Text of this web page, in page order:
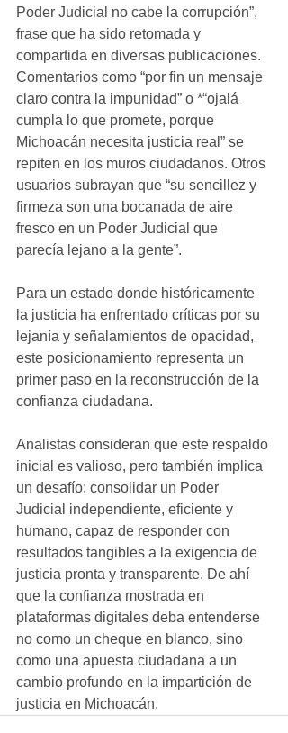
Poder Judicial no cabe la corrupción”,
frase que ha sido retomada y
compartida en diversas publicaciones.
Comentarios como “por fin un mensaje
claro contra la impunidad” o *“ojalá
cumpla lo que promete, porque
Michoacán necesita justicia real” se
repiten en los muros ciudadanos. Otros
usuarios subrayan que “su sencillez y
firmeza son una bocanada de aire
fresco en un Poder Judicial que
parecía lejano a la gente”.
Para un estado donde históricamente
la justicia ha enfrentado críticas por su
lejanía y señalamientos de opacidad,
este posicionamiento representa un
primer paso en la reconstrucción de la
confianza ciudadana.
Analistas consideran que este respaldo
inicial es valioso, pero también implica
un desafío: consolidar un Poder
Judicial independiente, eficiente y
humano, capaz de responder con
resultados tangibles a la exigencia de
justicia pronta y transparente. De ahí
que la confianza mostrada en
plataformas digitales deba entenderse
no como un cheque en blanco, sino
como una apuesta ciudadana a un
cambio profundo en la impartición de
justicia en Michoacán.